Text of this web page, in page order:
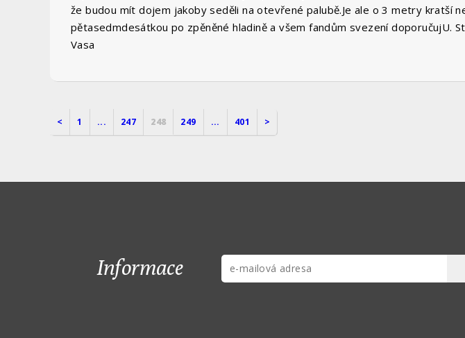
že budou mít dojem jakoby seděli na otevřené palubě.Je ale o 3 metry kratší
pětasedmdesátkou po zpěněné hladině a všem fandům svezení
Vasa
< 1 ... 247 248 249 ... 401 >
Informace